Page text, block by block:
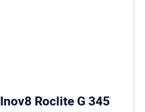
Inov8 Roclite G 345